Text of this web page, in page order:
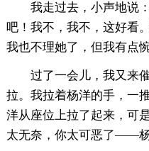
我走过去，小声地说：
吧！我不，我不，这好看
我也不理她了，但我有点惋
过了一会儿，我又来催
拉。我拉着杨洋的手，一
洋从座位上拉了起来，可
太无奈，你太可恶了——杨